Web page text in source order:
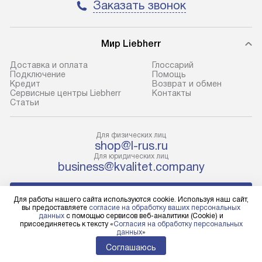
условия доставки у менеджера при
В оговоренный день служба
прибор до подъезда. Если
требуется переместить прибор
до двери квартиры или до места
с менеджером. За данную услугу
взимается дополнительная плата.
Учитывайте габариты прибора, если
они не позволяют пронести его
через дверной проем,
то сотрудники транспортной
службы не смогут демонтировать
дверцы, ручки или другие
выступающие элементы, так как
Готовые
предполагают
холодильников
требующим
и соединение
Техника
нишу или на
с проверкой по
Заказать звонок
Мир Liebherr
Доставка и оплата
Подключение
Кредит
Сервисные центры Liebherr
Cтатьи
Глоссарий
Помощь
Возврат и обмен
Контакты
Для физических лиц
shop@l-rus.ru
Для юридических лиц
business@kvalitet.company
Политика конфиденциальности
Условия продажи
Карта сайта
Для работы нашего сайта используются cookie. Используя наш сайт,
вы предоставляете согласие на обработку ваших персональных
данных с помощью сервисов веб-аналитики (Cookie) и
присоединяетесь к тексту «Согласия на обработку персональных
данных»
Соглашаюсь